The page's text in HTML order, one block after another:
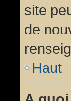
site
de
Haut